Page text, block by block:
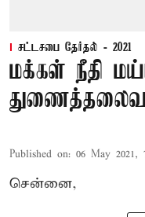
சட்டசபை தேர்தல் - 2021
மக்கள் நீதி
Published on: 06 May 2021,
சென்னை,